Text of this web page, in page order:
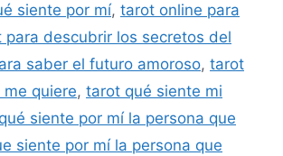
siente por mí, tarot online para
para descubrir los secretos del
saber el futuro amoroso, tarot
quiere, tarot qué siente mi
siente por mí la persona que
siente por mí la persona que